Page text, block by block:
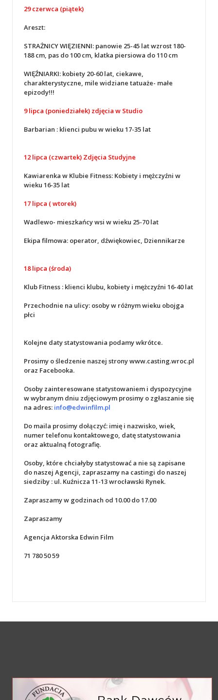
29 czerwca (piątek)
Areszt:
STRAŻNICY WIĘZIENNI: panowie 25-45 lat wzrost 180-
188 cm, pas do 100 cm, klatka piersiowa do 110 cm
WIĘŹNIARKI: kobiety 20-60 lat, ciekawe,
charakterystyczne, mile widziane tatuaże- małe
epizody!!!
9 lipca (poniedziałek) zdjęcia w Studio
Barbarian : klienci pubu w wieku 17-35 lat
12 lipca (czwartek) Zdjęcia Studyjne
Kawiarenka w Klubie Fitness: Kobiety i mężczyźni w
wieku 16-35 lat
17 lipca ( wtorek)
Wadlewo- mieszkańcy wsi w wieku 25-70 lat
Ekipa filmowa: operator, dźwiękowiec, Dziennikarze
18 lipca (środa)
Klub Fitness : klienci klubu, kobiety i mężczyźni 16-40 lat
Przechodnie na ulicy: osoby w różnym wieku obojga
płci
Kolejne daty statystowania podamy wkrótce.
Prosimy o śledzenie naszej strony www.casting.wroc.pl
oraz Facebooka.
Osoby zainteresowane statystowaniem i dyspozycyjne
w wybranym dniu zdjęciowym prosimy o zgłaszanie się
na adres:info@edwinfilm.pl
Do maila prosimy dołączyć: imię i nazwisko, wiek,
numer telefonu kontaktowego, datę statystowania
oraz aktualną fotografię.
Osoby, które chciałyby statystować a nie są zapisane
do naszej Agencji, zapraszamy na castingi do naszej
siedziby : ul. Kuźnicza 11-13 wrocławski Rynek.
Zapraszamy w godzinach od 10.00 do 17.00
Zapraszamy
Agencja Aktorska Edwin Film
71 780 50 59